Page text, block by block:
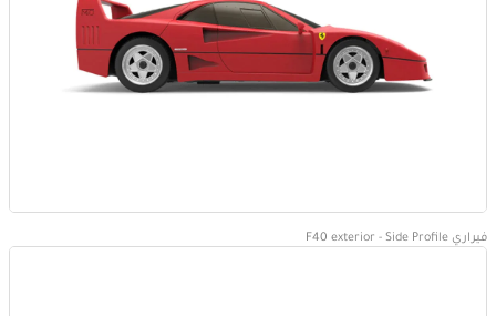
فيراري F40 exterior - Side Profile